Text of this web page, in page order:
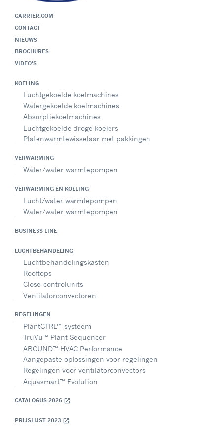
CARRIER.COM
CONTACT
NIEUWS
BROCHURES
VIDEO'S
KOELING
Luchtgekoelde koelmachines
Watergekoelde koelmachines
Absorptiekoelmachines
Luchtgekoelde droge koelers
Platenwarmtewisselaar met pakkingen
VERWARMING
Water/water warmtepompen
VERWARMING EN KOELING
Lucht/water warmtepompen
Water/water warmtepompen
BUSINESS LINE
LUCHTBEHANDELING
Luchtbehandelingskasten
Rooftops
Close-controlunits
Ventilatorconvectoren
REGELINGEN
PlantCTRL™-systeem
TruVu™ Plant Sequencer
ABOUND™ HVAC Performance
Aangepaste oplossingen voor regelingen
Regelingen voor ventilatorconvectors
Aquasmart™ Evolution
CATALOGUS 2026 open_in_new
PRIJSLIJST 2023 open_in_new